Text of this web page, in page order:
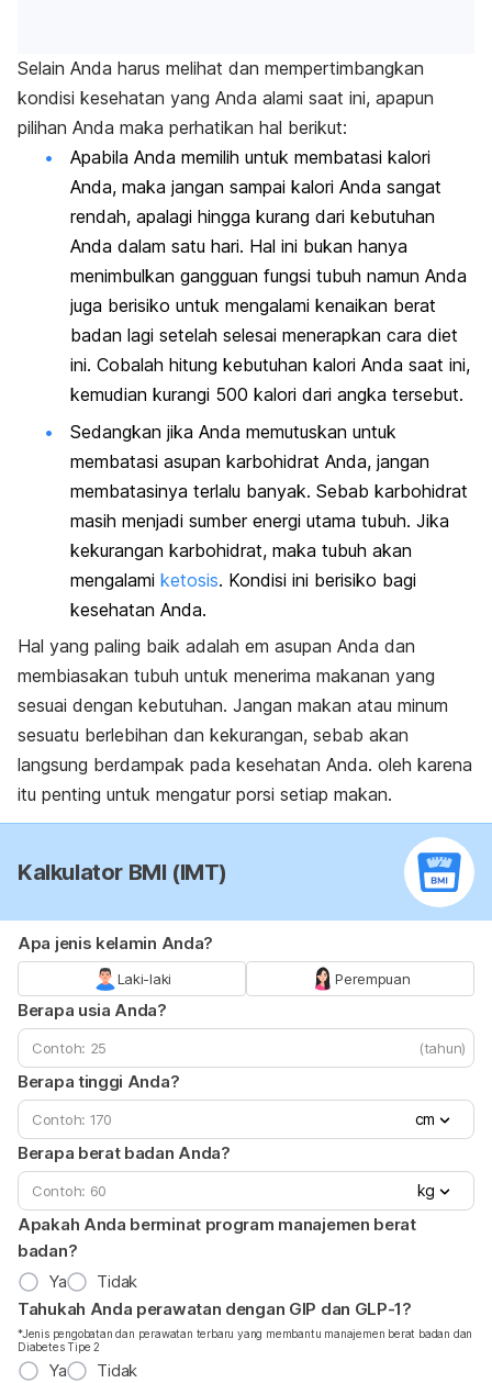
Selain Anda harus melihat dan mempertimbangkan
kondisi kesehatan yang Anda alami saat ini, apapun
pilihan Anda maka perhatikan hal berikut:
Apabila Anda memilih untuk membatasi kalori
Anda, maka jangan sampai kalori Anda sangat
rendah, apalagi hingga kurang dari kebutuhan
Anda dalam satu hari. Hal ini bukan hanya
menimbulkan gangguan fungsi tubuh namun Anda
juga berisiko untuk mengalami kenaikan berat
badan lagi setelah selesai menerapkan cara diet
ini. Cobalah hitung kebutuhan kalori Anda saat ini,
kemudian kurangi 500 kalori dari angka tersebut.
Sedangkan jika Anda memutuskan untuk
membatasi asupan karbohidrat Anda, jangan
membatasinya terlalu banyak. Sebab karbohidrat
masih menjadi sumber energi utama tubuh. Jika
kekurangan karbohidrat, maka tubuh akan
mengalami ketosis. Kondisi ini berisiko bagi
kesehatan Anda.
Hal yang paling baik adalah em asupan Anda dan
membiasakan tubuh untuk menerima makanan yang
sesuai dengan kebutuhan. Jangan makan atau minum
sesuatu berlebihan dan kekurangan, sebab akan
langsung berdampak pada kesehatan Anda. oleh karena
itu penting untuk mengatur porsi setiap makan.
Kalkulator BMI (IMT)
Apa jenis kelamin Anda?
Laki-laki Perempuan
Berapa usia Anda?
(tahun)
Berapa tinggi Anda?
cm
Berapa berat badan Anda?
kg
Apakah Anda berminat program manajemen berat
badan?
Ya
Tidak
Tahukah Anda perawatan dengan GIP dan GLP-1?
*Jenis pengobatan dan perawatan terbaru yang membantu manajemen berat badan dan
Diabetes Tipe 2
Ya Tidak